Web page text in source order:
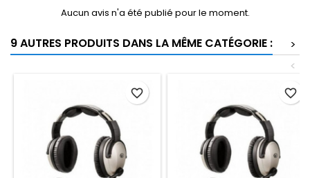
Aucun avis n'a été publié pour le moment.
9 AUTRES PRODUITS DANS LA MÊME CATÉGORIE :
>
<
favorite_border favorite_border